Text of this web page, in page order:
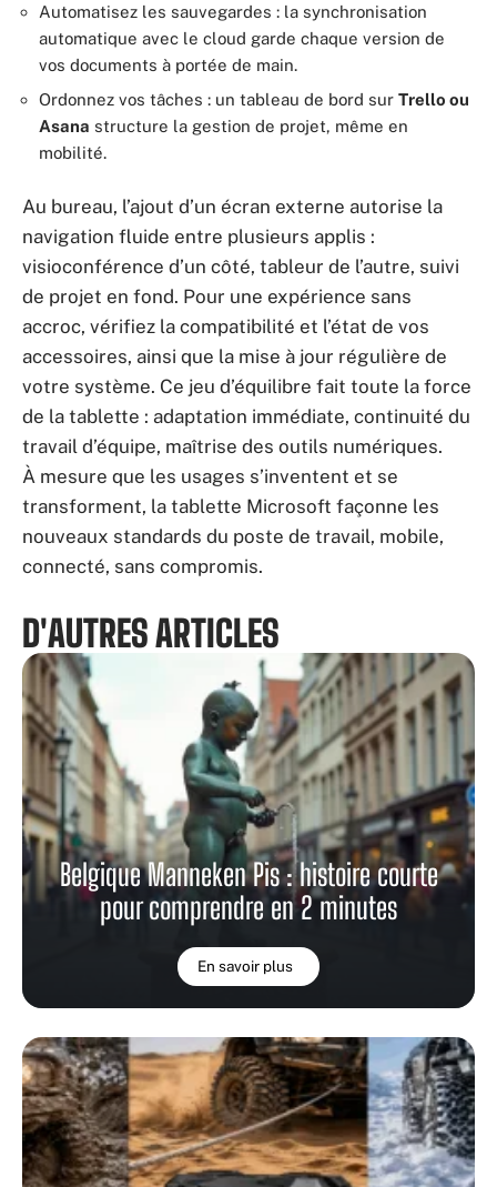
Automatisez les sauvegardes : la synchronisation
automatique avec le cloud garde chaque version de
vos documents à portée de main.
Ordonnez vos tâches : un tableau de bord sur Trello ou
Asana structure la gestion de projet, même en
mobilité.
Au bureau, l’ajout d’un écran externe autorise la
navigation fluide entre plusieurs applis :
visioconférence d’un côté, tableur de l’autre, suivi
de projet en fond. Pour une expérience sans
accroc, vérifiez la compatibilité et l’état de vos
accessoires, ainsi que la mise à jour régulière de
votre système. Ce jeu d’équilibre fait toute la force
de la tablette : adaptation immédiate, continuité du
travail d’équipe, maîtrise des outils numériques.
À mesure que les usages s’inventent et se
transforment, la tablette Microsoft façonne les
nouveaux standards du poste de travail, mobile,
connecté, sans compromis.
D'AUTRES ARTICLES
Belgique Manneken Pis : histoire courte
pour comprendre en 2 minutes
En savoir plus